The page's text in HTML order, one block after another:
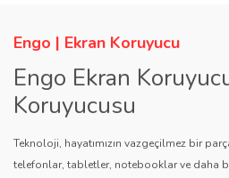
Engo | Ekran Koruyucu
Engo Ekran
Koruyucusu
Teknoloji, hayatımızın vazgeçilmez bir
telefonlar, tabletler, notebooklar ve daha